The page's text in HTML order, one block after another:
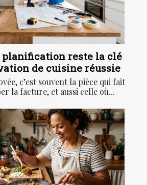
planification reste la clé
de cuisine réussie
c’est souvent la pièce qui fait
la facture, et aussi celle où...